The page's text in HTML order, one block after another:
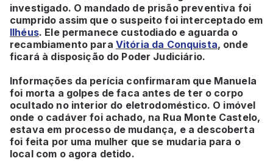
investigado. O mandado de prisão preventiva foi
cumprido assim que o suspeito foi interceptado em
Ilhéus. Ele permanece custodiado e aguarda o
recambiamento para Vitória da Conquista, onde
ficará à disposição do Poder Judiciário.
Informações da perícia confirmaram que Manuela
foi morta a golpes de faca antes de ter o corpo
ocultado no interior do eletrodoméstico. O imóvel
onde o cadáver foi achado, na Rua Monte Castelo,
estava em processo de mudança, e a descoberta
foi feita por uma mulher que se mudaria para o
local com o agora detido.